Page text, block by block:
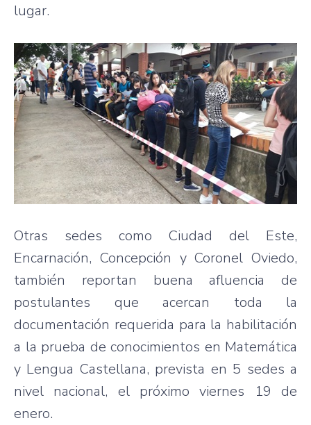
lugar.
Otras sedes como Ciudad del Este,
Encarnación, Concepción y Coronel Oviedo,
también reportan buena afluencia de
postulantes que acercan toda la
documentación requerida para la habilitación
a la prueba de conocimientos en Matemática
y Lengua Castellana, prevista en 5 sedes a
nivel nacional, el próximo viernes 19 de
enero.